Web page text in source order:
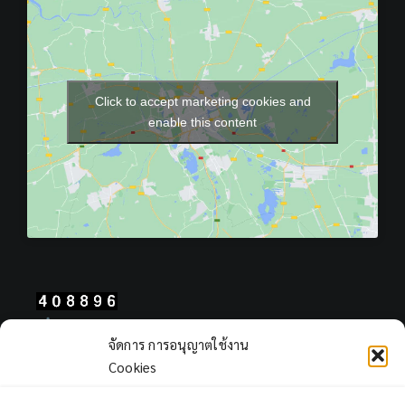
จัดการ การอนุญาตใช้งาน
Cookies
Click to accept marketing cookies and
enable this content
Views Today : 380
Views Yesterday : 2311